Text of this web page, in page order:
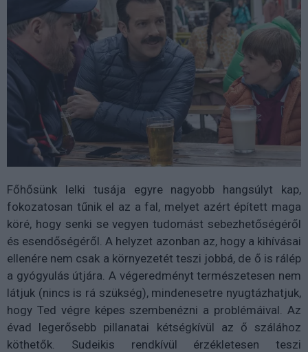
Főhősünk lelki tusája egyre nagyobb hangsúlyt kap,
fokozatosan tűnik el az a fal, melyet azért épített maga
köré, hogy senki se vegyen tudomást sebezhetőségéről
és esendőségéről. A helyzet azonban az, hogy a kihívásai
ellenére nem csak a környezetét teszi jobbá, de ő is rálép
a gyógyulás útjára. A végeredményt természetesen nem
látjuk (nincs is rá szükség), mindenesetre nyugtázhatjuk,
hogy Ted végre képes szembenézni a problémáival. Az
évad legerősebb pillanatai kétségkívül az ő szálához
köthetők. Sudeikis rendkívül érzékletesen teszi